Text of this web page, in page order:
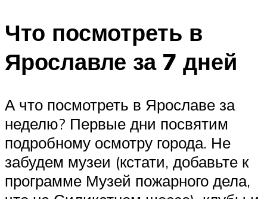
Что посмотреть в
Ярославле за 7 дней
А что посмотреть в Ярославе за
неделю? Первые дни посвятим
подробному осмотру города. Не
забудем музеи (кстати, добавьте к
программе Музей пожарного дела,